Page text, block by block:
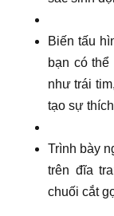
Biến tấu
bạn có
như trái
tạo sự
Trình bày
trên đĩa
chuối cắt